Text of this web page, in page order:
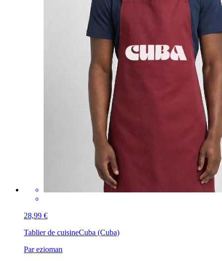
28,99 €
Tablier de cuisineCuba (Cuba)
Par ezioman